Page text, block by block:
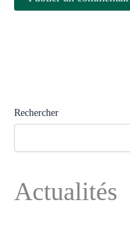
Rechercher
Actualités